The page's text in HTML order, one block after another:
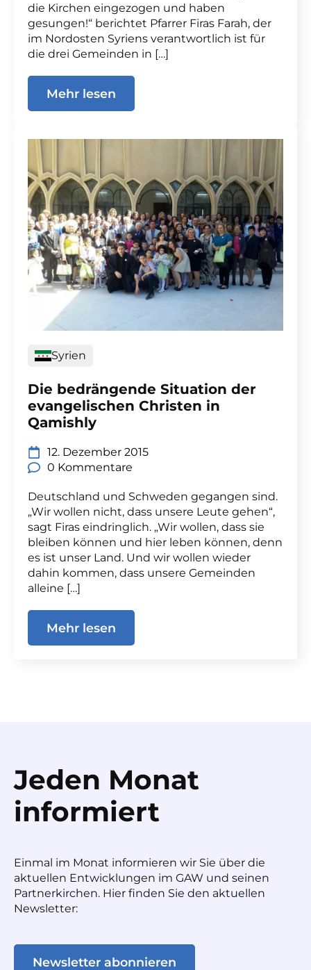
die Kirchen eingezogen und haben
gesungen!“ berichtet Pfarrer Firas Farah, der
im Nordosten Syriens verantwortlich ist für
die drei Gemeinden in […]
Mehr lesen
Syrien
Die bedrängende Situation der
evangelischen Christen in
Qamishly
12. Dezember 2015
0 Kommentare
Deutschland und Schweden gegangen sind.
„Wir wollen nicht, dass unsere Leute gehen“,
sagt Firas eindringlich. „Wir wollen, dass sie
bleiben können und hier leben können, denn
es ist unser Land. Und wir wollen wieder
dahin kommen, dass unsere Gemeinden
alleine […]
Mehr lesen
Jeden Monat
informiert
Einmal im Monat informieren wir Sie über die
aktuellen Entwicklungen im GAW und seinen
Partnerkirchen. Hier finden Sie den aktuellen
Newsletter:
Newsletter abonnieren